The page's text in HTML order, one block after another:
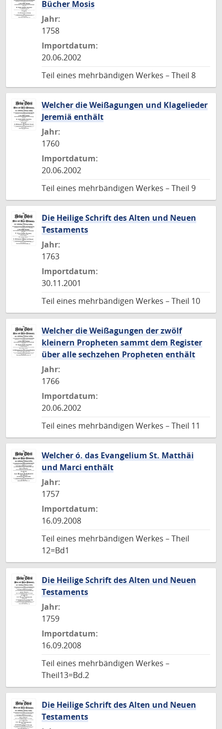
Bücher Mosis
Jahr:
1758
Importdatum:
20.06.2002
Teil eines mehrbändigen Werkes – Theil 8
Welcher die Weißagungen und Klagelieder
Jeremiä enthält
Jahr:
1760
Importdatum:
20.06.2002
Teil eines mehrbändigen Werkes – Theil 9
Die Heilige Schrift des Alten und Neuen
Testaments
Jahr:
1763
Importdatum:
30.11.2001
Teil eines mehrbändigen Werkes – Theil 10
Welcher die Weißagungen der zwölf
kleinern Propheten sammt dem Register
über alle sechzehen Propheten enthält
Jahr:
1766
Importdatum:
20.06.2002
Teil eines mehrbändigen Werkes – Theil 11
Welcher ó. das Evangelium St. Matthäi
und Marci enthält
Jahr:
1757
Importdatum:
16.09.2008
Teil eines mehrbändigen Werkes – Theil
12=Bd1
Die Heilige Schrift des Alten und Neuen
Testaments
Jahr:
1759
Importdatum:
16.09.2008
Teil eines mehrbändigen Werkes –
Theil13=Bd.2
Die Heilige Schrift des Alten und Neuen
Testaments